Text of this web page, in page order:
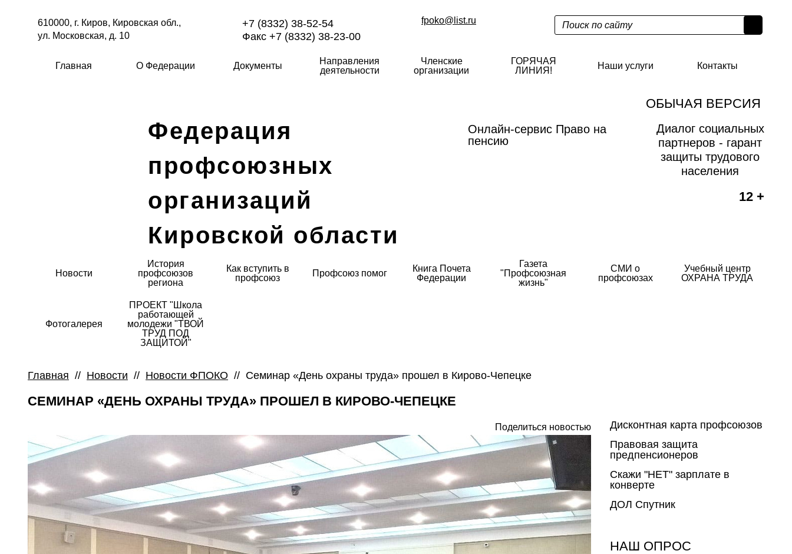
610000, г. Киров, Кировская обл.,
ул. Московская, д. 10
+7 (8332) 38-52-54
Факс +7 (8332) 38-23-00
fpoko@list.ru
Главная О Федерации Документы
Направления
деятельности
Членские
организации
ГОРЯЧАЯ
ЛИНИЯ!
Наши услуги Контакты
ОБЫЧАЯ ВЕРСИЯ
Федерация
профсоюзных
организаций
Кировской области
Онлайн-сервис Право на
пенсию
Диалог социальных
партнеров - гарант
защиты трудового
населения
12 +
Новости
История
профсоюзов
региона
Как вступить в
профсоюз
Профсоюз помог
Книга Почета
Федерации
Газета
"Профсоюзная
жизнь"
СМИ о
профсоюзах
Учебный центр
ОХРАНА ТРУДА
Фотогалерея
ПРОЕКТ "Школа
работающей
молодежи "ТВОЙ
ТРУД ПОД
ЗАЩИТОЙ"
Главная // Новости // Новости ФПОКО // Семинар «День охраны труда» прошел в Кирово-Чепецке
СЕМИНАР «ДЕНЬ ОХРАНЫ ТРУДА» ПРОШЕЛ В КИРОВО-ЧЕПЕЦКЕ
Поделиться новостью
Дисконтная карта профсоюзов
Правовая защита
предпенсионеров
Скажи "НЕТ" зарплате в
конверте
ДОЛ Спутник
НАШ ОПРОС